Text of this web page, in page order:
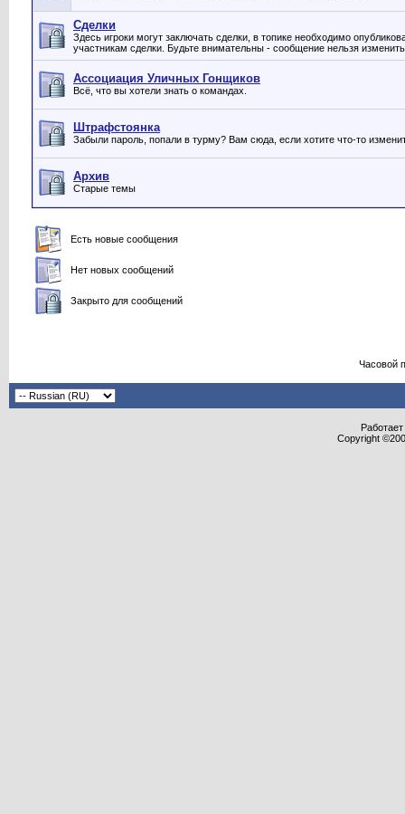
Сделки
Здесь игроки могут заключать сделки, в топике необходимо
участникам сделки. Будьте внимательны - сообщение нельзя
Ассоциация Уличных Гонщиков
Всё, что вы хотели знать о командах.
Штрафстоянка
Забыли пароль, попали в турму? Вам сюда, если хотите что-то
Архив
Старые темы
Есть новые сообщения
Нет новых сообщений
Закрыто для сообщений
Часовой
Copyright